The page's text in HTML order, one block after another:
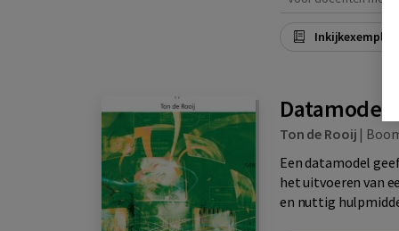
Inkijkexemplaar
Ton de Rooij |
Een datamodel
het uitvoeren van
en nuttig